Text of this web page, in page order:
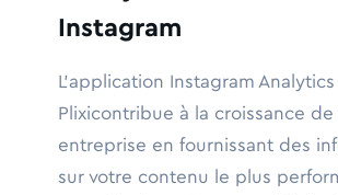
Instagram
L'application Instagram
Plixicontribue à la croissance de
entreprise en fournissant des
sur votre contenu le plus